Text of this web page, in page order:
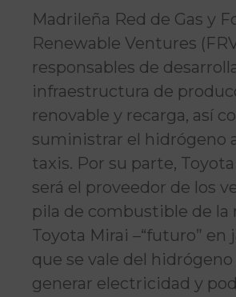
Madrileña Red de Gas y
Renewable Ventures
responsables de
infraestructura de
renovable y recarga, así
suministrar el hidrógeno
taxis. Por su parte,
será el proveedor de los
pila de combustible de la
Toyota Mirai –“futuro”
que se vale del hidrógeno
generar electricidad y